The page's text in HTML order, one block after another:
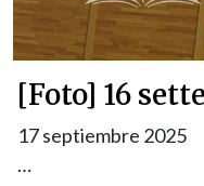
[Foto] 16
17 septiembre 2025
…